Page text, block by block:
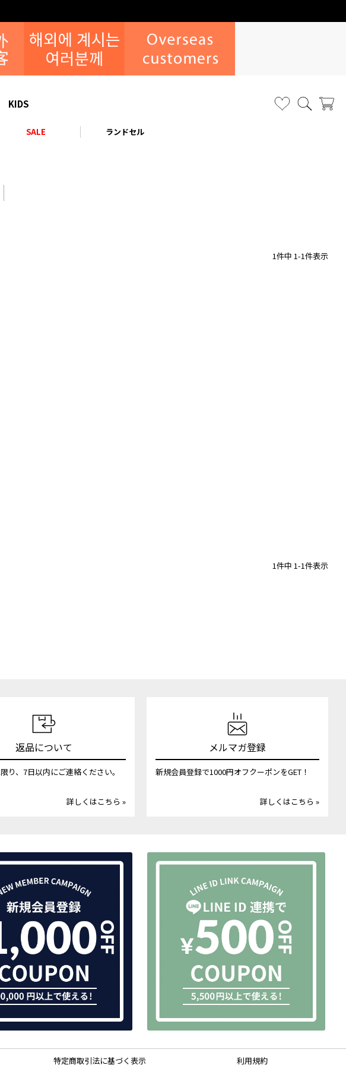
KIDS
SALE ランドセル
1件中 1-1件表示
1件中 1-1件表示
返品について
り、7日以内にご連絡ください。
詳しくはこちら »
メルマガ登録
新規会員登録で1000円オフクーポンをGET！
詳しくはこちら »
特定商取引法に基づく表示 利用規約